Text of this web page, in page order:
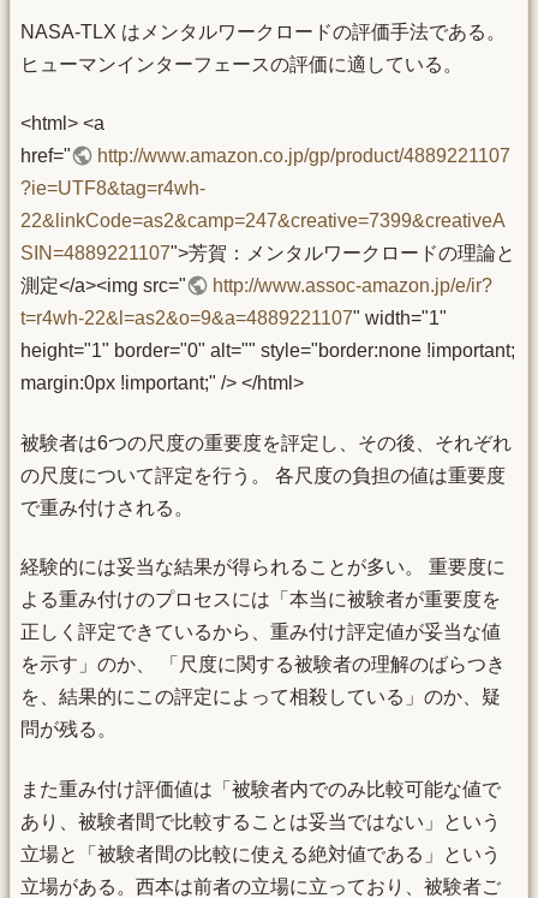
NASA-TLX はメンタルワークロードの評価手法である。
ヒューマンインターフェースの評価に適している。
<html> <a
href="
http://www.amazon.co.jp/gp/product/4889221107
?ie=UTF8&tag=r4wh-
22&linkCode=as2&camp=247&creative=7399&creativeA
SIN=4889221107">芳賀：メンタルワークロードの理論と
測定</a><img src="
http://www.assoc-amazon.jp/e/ir?
t=r4wh-22&l=as2&o=9&a=4889221107" width="1"
height="1" border="0" alt="" style="border:none !important;
margin:0px !important;" /> </html>
被験者は6つの尺度の重要度を評定し、その後、それぞれ
の尺度について評定を行う。 各尺度の負担の値は重要度
で重み付けされる。
経験的には妥当な結果が得られることが多い。 重要度に
よる重み付けのプロセスには「本当に被験者が重要度を
正しく評定できているから、重み付け評定値が妥当な値
を示す」のか、 「尺度に関する被験者の理解のばらつき
を、結果的にこの評定によって相殺している」のか、疑
問が残る。
また重み付け評価値は「被験者内でのみ比較可能な値で
あり、被験者間で比較することは妥当ではない」という
立場と「被験者間の比較に使える絶対値である」という
立場がある。西本は前者の立場に立っており、被験者ご